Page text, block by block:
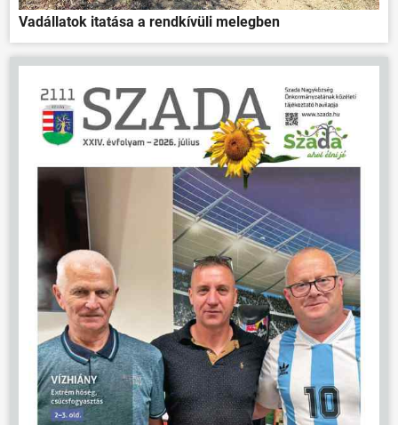
ÖNKORMÁNYZAT
ÜGYINTÉZÉS
Vadállatok itatása a rendkívüli melegben